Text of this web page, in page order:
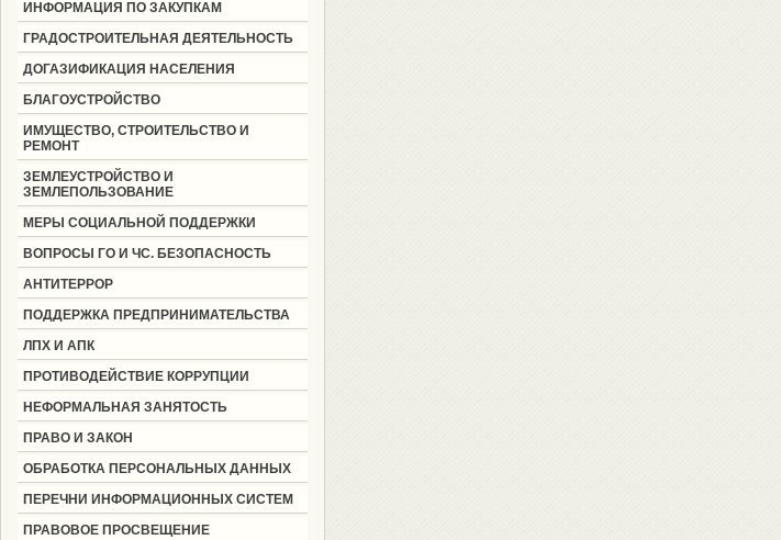
ИНФОРМАЦИЯ ПО ЗАКУПКАМ
ГРАДОСТРОИТЕЛЬНАЯ ДЕЯТЕЛЬНОСТЬ
ДОГАЗИФИКАЦИЯ НАСЕЛЕНИЯ
БЛАГОУСТРОЙСТВО
ИМУЩЕСТВО, СТРОИТЕЛЬСТВО И
РЕМОНТ
ЗЕМЛЕУСТРОЙСТВО И
ЗЕМЛЕПОЛЬЗОВАНИЕ
МЕРЫ СОЦИАЛЬНОЙ ПОДДЕРЖКИ
ВОПРОСЫ ГО И ЧС. БЕЗОПАСНОСТЬ
АНТИТЕРРОР
ПОДДЕРЖКА ПРЕДПРИНИМАТЕЛЬСТВА
ЛПХ И АПК
ПРОТИВОДЕЙСТВИЕ КОРРУПЦИИ
НЕФОРМАЛЬНАЯ ЗАНЯТОСТЬ
ПРАВО И ЗАКОН
ОБРАБОТКА ПЕРСОНАЛЬНЫХ ДАННЫХ
ПЕРЕЧНИ ИНФОРМАЦИОННЫХ СИСТЕМ
ПРАВОВОЕ ПРОСВЕЩЕНИЕ